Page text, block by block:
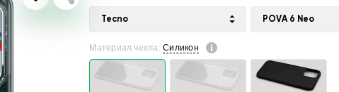
Tecno POVA 6 Neo
Материал чехла:Силикон